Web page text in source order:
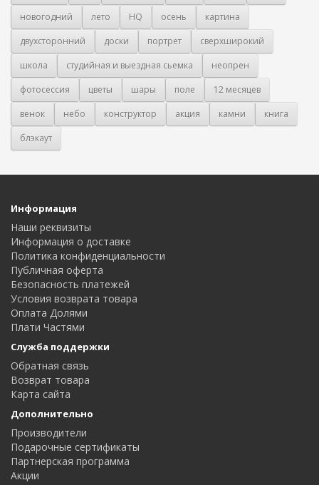
новогодний
лето HQ осень
картина
двухсторонний
доски портрет
сверхширокий
школа
студийная и выездная сьемка
неопрен
фотосессия
цветы шары поле
12 месяцев
венок
небо конструктор акция камни
книга
блэкаут
Информация
Наши реквизиты
Информация о доставке
Политика конфиденциальности
Публичная оферта
Безопасность платежей
Условия возврата товара
Оплата Долями
Плати Частями
Служба поддержки
Обратная связь
Возврат товара
Карта сайта
Дополнительно
Производители
Подарочные сертификаты
Партнерская программа
Акции